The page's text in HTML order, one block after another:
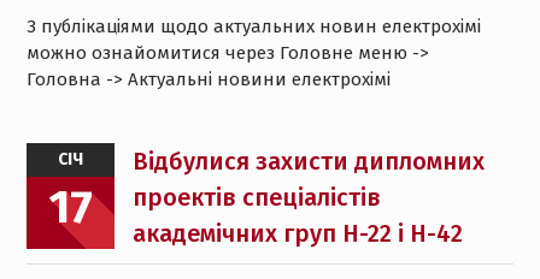
З публікаціями щодо актуальних новин електрохімі
можно ознайомитися через Головне меню ->
Головна -> Актуальні новини електрохімі
СІЧ
17
Відбулися захисти дипломних
проектів спеціалістів
академічних груп Н-22 і Н-42